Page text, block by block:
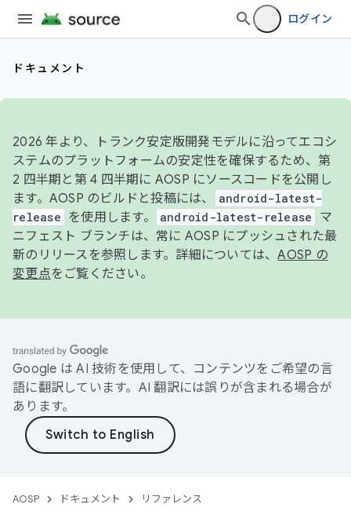
ログイン
ドキュメント
2026 年より、トランク安定版開発モデルに沿ってエコシ
ステムのプラットフォームの安定性を確保するため、第
2 四半期と第 4 四半期に AOSP にソースコードを公開し
ます。AOSP のビルドと投稿には、
android-latest-
release
を使用します。 android-latest-release
マ
ニフェスト ブランチは、常に AOSP にプッシュされた最
新のリリースを参照します。詳細については、AOSP の
変更点をご覧ください。
Google は AI 技術を使用して、コンテンツをご希望の言
語に翻訳しています。AI 翻訳には誤りが含まれる場合が
あります。
AOSP ドキュメント リファレンス